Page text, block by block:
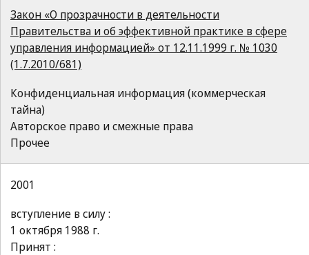
Закон «О прозрачности в деятельности
Правительства и об эффективной практике в сфере
управления информацией» от 12.11.1999 г. № 1030
(1.7.2010/681)
Конфиденциальная информация (коммерческая
тайна)
Авторское право и смежные права
Прочее
2001
вступление в силу :
1 октября 1988 г.
Принят :